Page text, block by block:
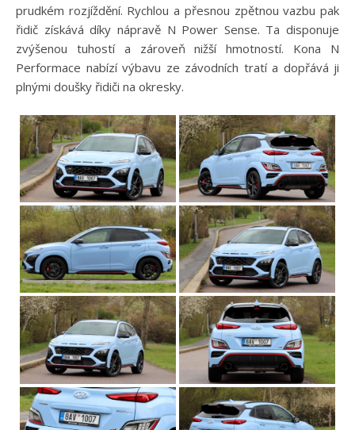
prudkém rozjíždění. Rychlou a přesnou zpětnou vazbu pak
řidič získává díky nápravě N Power Sense. Ta disponuje
zvýšenou tuhostí a zároveň nižší hmotností. Kona N
Performace nabízí výbavu ze závodních tratí a dopřává ji
plnými doušky řidiči na okresky.